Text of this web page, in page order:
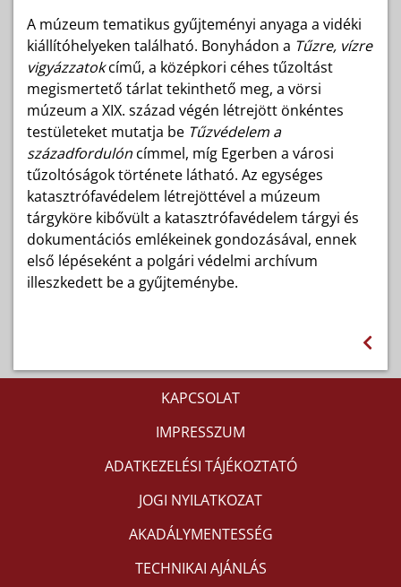
A múzeum tematikus gyűjteményi anyaga a vidéki
kiállítóhelyeken található. Bonyhádon a Tűzre, vízre
vigyázzatokcímű, a középkori céhes tűzoltást
megismertető tárlat tekinthető meg, a vörsi
múzeum a XIX. század végén létrejött önkéntes
testületeket mutatja be Tűzvédelem a
századfordulón címmel, míg Egerben a városi
tűzoltóságok története látható. Az egységes
katasztrófavédelem létrejöttével a múzeum
tárgyköre kibővült a katasztrófavédelem tárgyi és
dokumentációs emlékeinek gondozásával, ennek
első lépéseként a polgári védelmi archívum
illeszkedett be a gyűjteménybe.
KAPCSOLAT
IMPRESSZUM
ADATKEZELÉSI TÁJÉKOZTATÓ
JOGI NYILATKOZAT
AKADÁLYMENTESSÉG
TECHNIKAI AJÁNLÁS